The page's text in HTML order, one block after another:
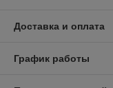
Доставка и оплата
График работы